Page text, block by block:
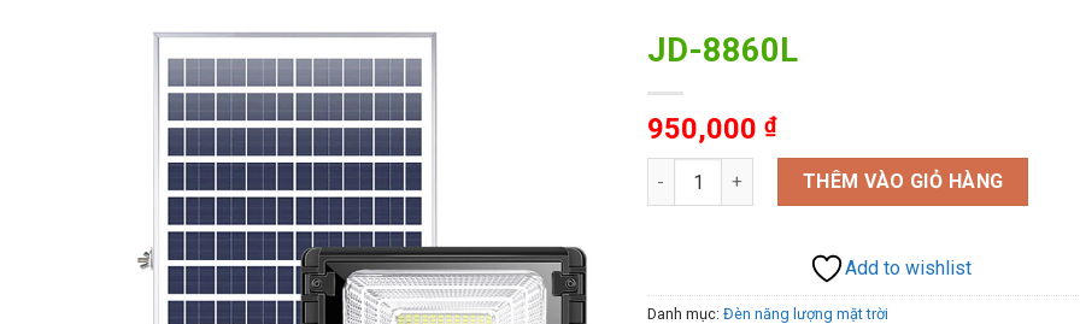
JD-8860L
950,000 ₫
JD-8860L số lượng THÊM VÀO GIỎ HÀNG
Add to wishlist
Danh mục: Đèn năng lượng mặt trời